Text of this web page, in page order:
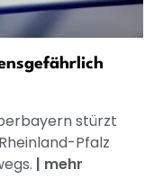
stürzt
Pfalz
| mehr